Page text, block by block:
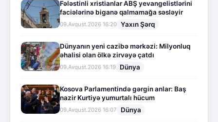
Fələstinli xristianlar ABŞ yevangelistlərini
faciələrinə biganə qalmamağa səsləyir
09.Avqust.2026 16:20 Yaxın Şərq
Dünyanın yeni cazibə mərkəzi: Milyonluq
əhalisi olan ölkə zirvəyə çatdı
09.Avqust.2026 16:19 Dünya
Kosova Parlamentində gərgin anlar: Baş
nazir Kurtiyə yumurtalı hücum
09.Avqust.2026 16:07 Dünya